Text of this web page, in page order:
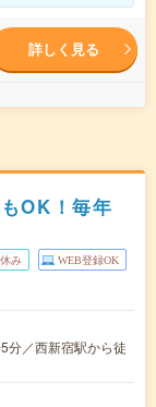
詳しく見る
OK！毎年
み WEB登録OK
分／西新宿駅から徒